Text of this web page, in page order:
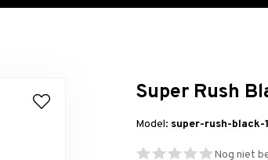
Super Rush
Model: super-rush-black-
Nog niet